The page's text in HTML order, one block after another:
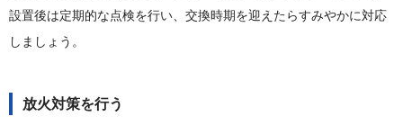
設置後は定期的な点検を行い、交換時期を迎えたらすみやかに対応
しましょう。
放火対策を行う